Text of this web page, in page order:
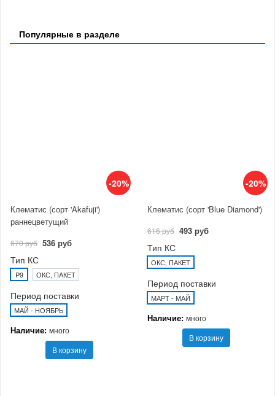
Популярные в разделе
-20%
Клематис (сорт 'Akafuji')
раннецветущий
670 руб 536 руб
Тип КС
P9 ОКС, ПАКЕТ
Период поставки
МАЙ - НОЯБРЬ
Наличие: много
В корзину
-20%
Клематис (сорт 'Blue Diamond')
616 руб 493 руб
Тип КС
ОКС, ПАКЕТ
Период поставки
МАРТ - МАЙ
Наличие: много
В корзину